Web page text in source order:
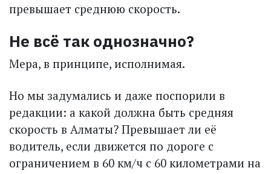
превышает среднюю скорость.
Не всё так однозначно?
Мера, в принципе, исполнимая.
Но мы задумались и даже поспорили в
редакции: а какой должна быть средняя
скорость в Алматы? Превышает ли её
водитель, если движется по дороге с
ограничением в 60 км/ч с 60 километрами на